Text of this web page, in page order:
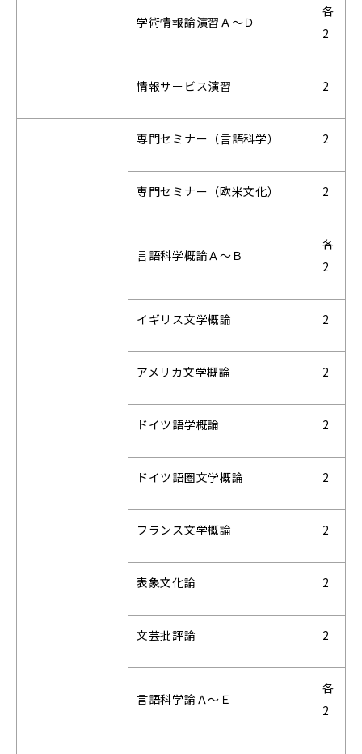
学術情報論演習Ａ～Ｄ
各
2
情報サービス演習 2
専門セミナー（言語科学） 2
専門セミナー（欧米文化） 2
言語科学概論Ａ～Ｂ
各
2
イギリス文学概論 2
アメリカ文学概論 2
ドイツ語学概論 2
ドイツ語圏文学概論 2
フランス文学概論 2
表象文化論 2
文芸批評論 2
言語科学論Ａ～Ｅ
各
2